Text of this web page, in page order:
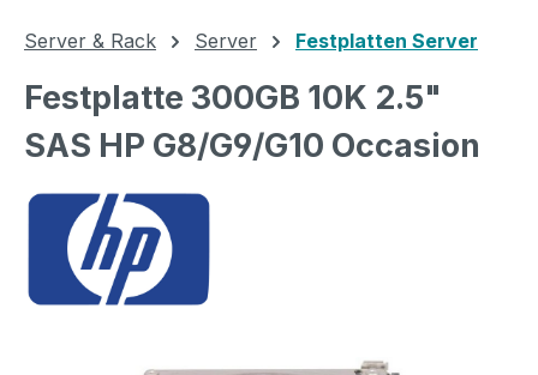
Server & Rack Server Festplatten Server
Festplatte 300GB 10K 2.5"
SAS HP G8/G9/G10 Occasion